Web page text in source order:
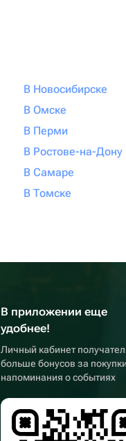
В Новосибирске
В Омске
В Перми
В Ростове-на-Дону
В Самаре
В Томске
В приложении еще
удобнее!
Личный кабинет
больше бонусов за
напоминания о событиях